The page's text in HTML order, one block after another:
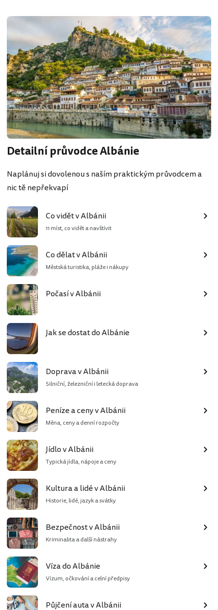
Detailní průvodce Albánie
Naplánuj si dovolenou s naším praktickým průvodcem a
nic tě nepřekvapí
Co vidět v Albánii
11 míst, co vidět a navštívit
Co dělat v Albánii
Městská turistika, pláže i nákupy
Počasí v Albánii
Jak se dostat do Albánie
Doprava v Albánii
Silniční, železniční i letecká doprava
Peníze a ceny v Albánii
Měna, ceny a denní rozpočty
Jídlo v Albánii
Typická jídla, nápoje a ceny
Kultura a lidé v Albánii
Historie, lidé, jazyk a svátky
Bezpečnost v Albánii
Kriminalita a další nástrahy
Víza do Albánie
Vízum, očkování a celní předpisy
Půjčení auta v Albánii